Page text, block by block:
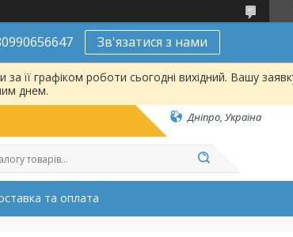
Зв'язатися з нами
її графіком роботи сьогодні вихідний. Вашу
днем.
Дніпро, Україна
та оплата